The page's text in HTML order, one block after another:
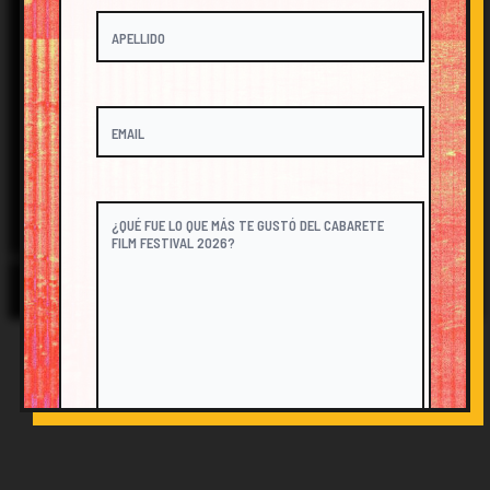
© 2026 Cabarete Film Festival. All Rights Reserved.